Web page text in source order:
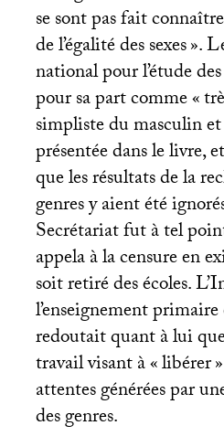
se sont pas fait
de l’égalité des sexes».
national pour l’étude
pour sa part comme «
simpliste du masculin
présentée dans le livre,
que les résultats de la
genres y aient été
Secrétariat fut à tel
appela à la censure en
soit retiré des écoles.
l’enseignement
redoutait quant à lui
travail visant à «libérer
attentes générées par
des genres.